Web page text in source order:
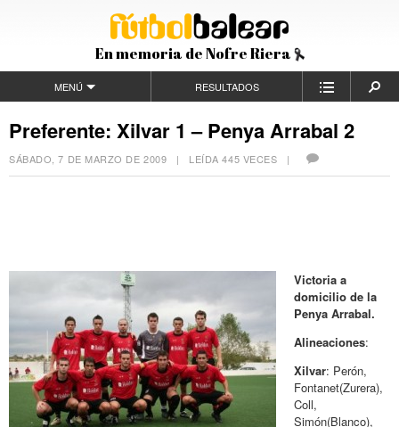
En memoria de Nofre Riera
MENÚ RESULTADOS
Preferente: Xilvar 1 – Penya Arrabal 2
SÁBADO, 7 DE MARZO DE 2009 | LEÍDA 445 VECES |
Victoria a
domicilio de la
Penya Arrabal.
Alineaciones:
Xilvar: Perón,
Fontanet(Zurera),
Coll,
Simón(Blanco),